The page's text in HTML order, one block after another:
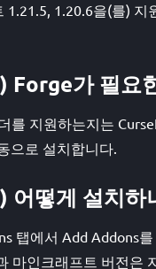
1.20.6을(를)
가 필요
를 지원하는지는
으로 설치합니다.
떻게 설치하
탭에서 Add Addons
마인크래프트 버전은